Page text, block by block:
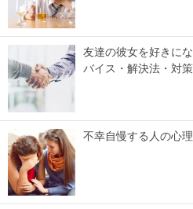
友達の彼女を好きに
バイス・解決法・対策
不幸自慢する人の心